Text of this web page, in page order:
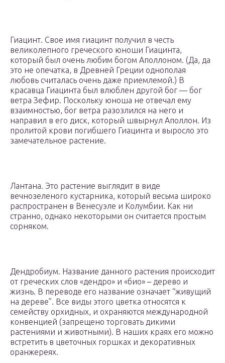
Гиацинт. Свое имя гиацинт получил в честь
великолепного греческого юноши Гиацинта,
который был очень любим богом Аполлоном. (Да, да
это не опечатка, в Древней Греции однополая
любовь считалась очень даже приемлемой.) В
красавца Гиацинта был влюблен другой бог — бог
ветра Зефир. Поскольку юноша не отвечал ему
взаимностью, бог ветра разозлился на него и
направил в его диск, который швырнул Аполлон. Из
пролитой крови погибшего Гиацинта и выросло это
замечательное растение.
Лантана. Это растение выглядит в виде
вечнозеленого кустарника, который весьма широко
распространен в Венесуэле и Колумбии. Как ни
странно, однако некоторыми он считается простым
сорняком.
Дендробиум. Название данного растения происходит
от греческих слов «дендро» и «био» – дерево и
жизнь. В переводе его название означает “живущий
на дереве”. Все виды этого цветка относятся к
семейству орхидных, и охраняются международной
конвенцией (запрещено торговать дикими
растениями и животными). В наших краях его можно
встретить в цветочных горшках и декоративных
оранжереях.